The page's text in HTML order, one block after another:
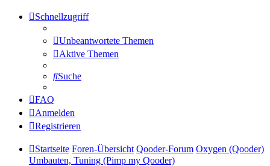
Schnellzugriff
Unbeantwortete Themen
Aktive Themen
Suche
FAQ
Anmelden
Registrieren
Startseite Foren-Übersicht Qooder-Forum Oxygen (Qooder)
Umbauten, Tuning (Pimp my Qooder)